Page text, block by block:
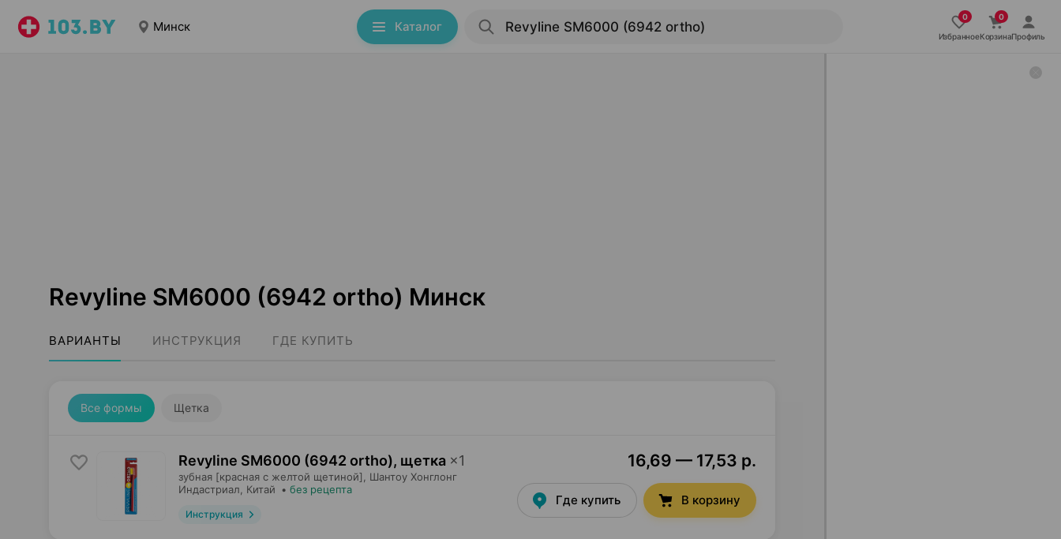
Минск Каталог
ИзбранноеКорзинаПрофиль
Revyline SM6000 (6942 ortho) Минск
ВАРИАНТЫ ИНСТРУКЦИЯ ГДЕ КУПИТЬ
Все формы Щетка
Revyline SM6000 (6942 ortho), щетка ×1
зубная [красная с желтой щетиной],
Шантоу Хонглонг
Индастриал , Китай • без рецепта
Инструкция
16,69 — 17,53 р.
Где купить В корзину